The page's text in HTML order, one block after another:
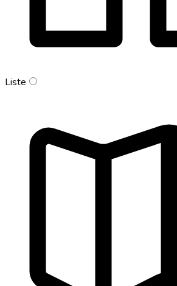
Liste